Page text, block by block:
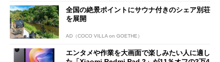
全国の絶景ポイントにサウナ付きのシェア別荘
を展開
AD（COCO VILLA on GOETHE）
エンタメや作業を大画面で楽しみたい人に適し